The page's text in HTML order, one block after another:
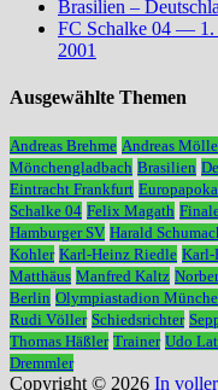
Brasilien –
FC Schalke 04 —
2001
Ausgewählte Themen
Andreas Brehme Andreas
Mönchengladbach Brasilien
Eintracht Frankfurt
Schalke 04 Felix Magath
Hamburger SV Harald
Kohler Karl-Heinz Riedle Karl-
Matthäus Manfred Kaltz
Berlin Olympiastadion
Rudi Völler Schiedsrichter
Thomas Häßler Trainer Udo
Dremmler
Copyright © 2026 In